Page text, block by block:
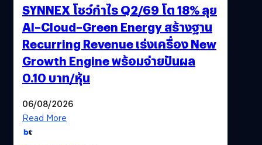
SYNNEX โชว์กำไร Q2/69 โต 18% ลุย
AI–Cloud–Green Energy สร้างฐาน
Recurring Revenue เร่งเครื่อง New
Growth Engine พร้อมจ่ายปันผล
0.10 บาท/หุ้น
06/08/2026
Read More